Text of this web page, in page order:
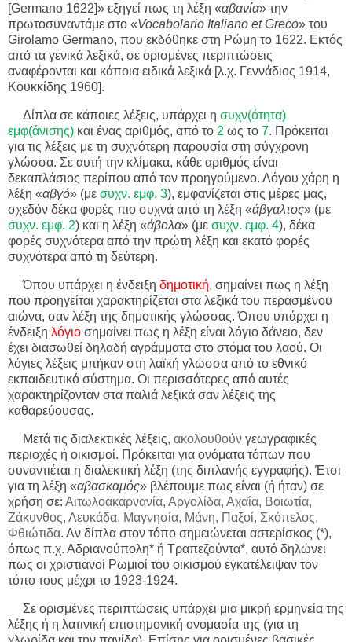
[Germano 1622]» εξηγεί πως τη λέξη «αβανία» την
πρωτοσυναντάμε στο «Vocabolario Italiano et Greco» του
Girolamo Germano, που εκδόθηκε στη Ρώμη το 1622. Εκτός
από τα γενικά λεξικά, σε ορισμένες περιπτώσεις
αναφέρονται και κάποια ειδικά λεξικά [λ.χ. Γεννάδιος 1914,
Κουκκίδης 1960].
Δίπλα σε κάποιες λέξεις, υπάρχει η συχν(ότητα)
εμφ(άνισης) και ένας αριθμός, από το 2 ως το 7. Πρόκειται
για τις λέξεις με τη συχνότερη παρουσία στη σύγχρονη
γλώσσα. Σε αυτή την κλίμακα, κάθε αριθμός είναι
δεκαπλάσιος περίπου από τον προηγούμενο. Λόγου χάρη η
λέξη «αβγό» (με συχν. εμφ. 3), εμφανίζεται στις μέρες μας,
σχεδόν δέκα φορές πιο συχνά από τη λέξη «άβγαλτος» (με
συχν. εμφ. 2) και η λέξη «άβολα» (με συχν. εμφ. 4), δέκα
φορές συχνότερα από την πρώτη λέξη και εκατό φορές
συχνότερα από τη δεύτερη.
Όπου υπάρχει η ένδειξη δημοτική, σημαίνει πως η λέξη
που προηγείται χαρακτηρίζεται στα λεξικά του περασμένου
αιώνα, σαν λέξη της δημοτικής γλώσσας. Όπου υπάρχει η
ένδειξη λόγιο σημαίνει πως η λέξη είναι λόγιο δάνειο, δεν
έχει διασωθεί δηλαδή αγράμματα στο στόμα του λαού. Οι
λόγιες λέξεις μπήκαν στη λαϊκή γλώσσα από το εθνικό
εκπαιδευτικό σύστημα. Οι περισσότερες από αυτές
χαρακτηρίζονταν στα παλιά λεξικά σαν λέξεις της
καθαρεύουσας.
Μετά τις διαλεκτικές λέξεις, ακολουθούνγεωγραφικές
περιοχές ή οικισμοί. Πρόκειται για ονόματα τόπων που
συναντιέται η διαλεκτική λέξη (της διπλανής εγγραφής). Έτσι
για τη λέξη «αβασκαμός» βλέπουμε πως είναι (ή ήταν) σε
χρήση σε: Αιτωλοακαρνανία, Αργολίδα, Αχαΐα, Βοιωτία,
Ζάκυνθος, Λευκάδα, Μαγνησία, Μάνη, Παξοί, Σκόπελος,
Φθιώτιδα. Αν δίπλα στον τόπο σημειώνεται αστερίσκος (*),
όπως π.χ. Αδριανούπολη* ή Τραπεζούντα*, αυτό δηλώνει
πως οι χριστιανοί Ρωμιοί του οικισμού εγκατέλειψαν τον
τόπο τους μέχρι το 1923-1924.
Σε ορισμένες περιπτώσεις υπάρχει μια μικρή ερμηνεία της
λέξης ή η λατινική επιστημονική ονομασία της (για τη